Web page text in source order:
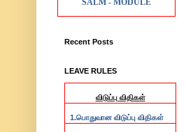
Recent Posts
LEAVE RULES
விடுப்பு விதிகள்
1.பொதுவான விடுப்பு விதிகள்